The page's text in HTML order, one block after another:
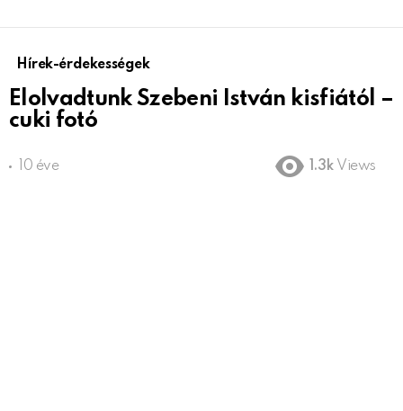
Hírek-érdekességek
Elolvadtunk Szebeni István kisfiától –
cuki fotó
10 éve 1.3k Views